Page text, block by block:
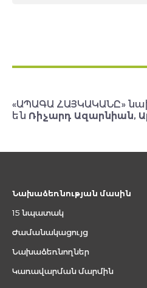
«ԱՊԱԳԱ ՀԱՅԿԱԿԱՆԸ»
են Ռիչարդ Ազարնիան,
Նախաձեռնության մասին
15 նպատակ
Ժամանակացույց
Նախաձեռնողներ
Կառավարման մարմին